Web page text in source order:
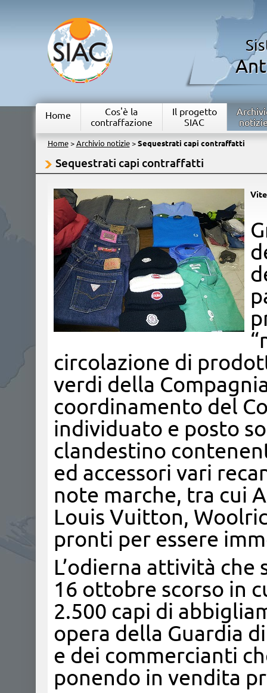
Home
Cos'è la
contraffazione
Il progetto
SIAC
Home> Archivio notizie> Sequestrati capi contraffatti
Sequestrati capi contraffatti
circolazione di
verdi della
coordinamento del
individuato e posto
clandestino
ed accessori vari
note marche, tra cui
Louis Vuitton,
pronti per essere
L’odierna attività che
16 ottobre scorso in
2.500 capi di
opera della Guardia
e dei commercianti
ponendo in vendita